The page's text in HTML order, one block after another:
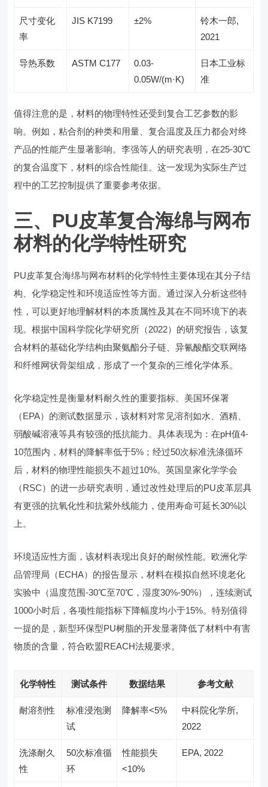
尺寸变化
率
JIS K7199 ±2%
铃木一郎,
2021
导热系数 ASTM C177
0.03-
0.05W/(m·K)
日本工业标
准
值得注意的是，材料的物理特性还受到复合工艺参数的影
响。例如，粘合剂的种类和用量、复合温度及压力都会对终
产品的性能产生显著影响。李强等人的研究表明，在25-30℃
的复合温度下，材料的综合性能佳。这一发现为实际生产过
程中的工艺控制提供了重要参考依据。
三、PU皮革复合海绵与网布
材料的化学特性研究
PU皮革复合海绵与网布材料的化学特性主要体现在其分子结
构、化学稳定性和环境适应性等方面。通过深入分析这些特
性，可以更好地理解材料的本质属性及其在不同环境下的表
现。根据中国科学院化学研究所（2022）的研究报告，该复
合材料的基础化学结构由聚氨酯分子链、异氰酸酯交联网络
和纤维网状骨架组成，形成了一个复杂的三维化学体系。
化学稳定性是衡量材料耐久性的重要指标。美国环保署
（EPA）的测试数据显示，该材料对常见溶剂如水、酒精、
弱酸碱溶液等具有较强的抵抗能力。具体表现为：在pH值4-
10范围内，材料的降解率低于5%；经过50次标准洗涤循环
后，材料的物理性能损失不超过10%。英国皇家化学学会
（RSC）的进一步研究表明，通过改性处理后的PU皮革层具
有更强的抗氧化性和抗紫外线能力，使用寿命可延长30%以
上。
环境适应性方面，该材料表现出良好的耐候性能。欧洲化学
品管理局（ECHA）的报告显示，材料在模拟自然环境老化
实验中（温度范围-30℃至70℃，湿度30%-90%），连续测试
1000小时后，各项性能指标下降幅度均小于15%。特别值得
一提的是，新型环保型PU树脂的开发显著降低了材料中有害
物质的含量，符合欧盟REACH法规要求。
化学特性 测试条件 数据结果 参考文献
耐溶剂性
标准浸泡测
试
降解率<5%
中科院化学所,
2022
洗涤耐久
性
50次标准循
环
性能损失
<10%
EPA, 2022